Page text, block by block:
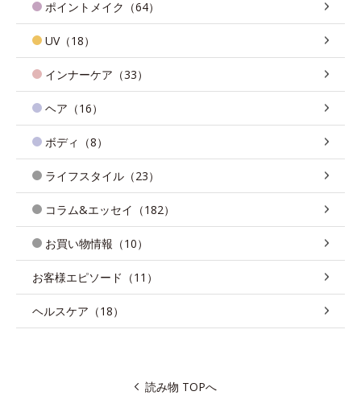
ポイントメイク（64）
UV（18）
インナーケア（33）
ヘア（16）
ボディ（8）
ライフスタイル（23）
コラム&エッセイ（182）
お買い物情報（10）
お客様エピソード（11）
ヘルスケア（18）
読み物 TOPへ